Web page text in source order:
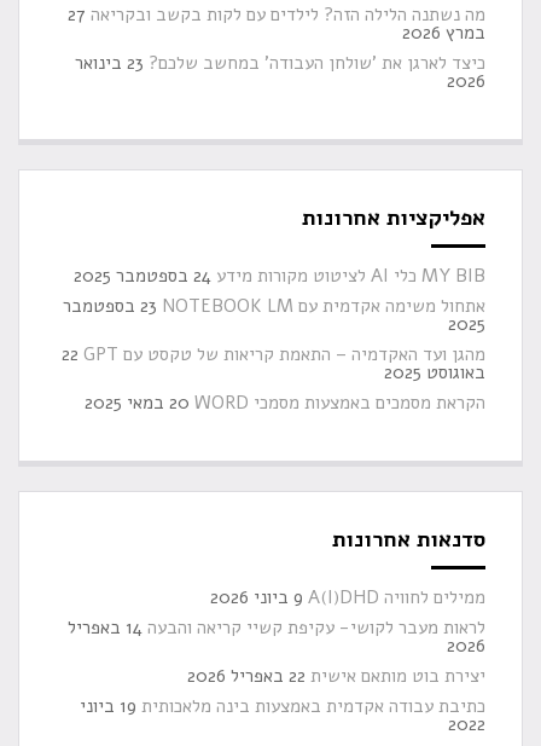
מה נשתנה הלילה הזה? לילדים עם לקות בקשב ובקריאה 27
במרץ 2026
כיצד לארגן את 'שולחן העבודה' במחשב שלכם?
23 בינואר
2026
אפליקציות אחרונות
MY BIB כלי AI לציטוט מקורות מידע
24 בספטמבר 2025
אתחול משימה אקדמית עם NOTEBOOK LM
23 בספטמבר
2025
מהגן ועד האקדמיה – התאמת קריאות של טקסט עם GPT
22
באוגוסט 2025
הקראת מסמכים באמצעות מסמכי WORD
20 במאי 2025
סדנאות אחרונות
ממילים לחוויה A(I)DHD
9 ביוני 2026
לראות מעבר לקושי- עקיפת קשיי קריאה והבעה
14 באפריל
2026
יצירת בוט מותאם אישית 22 באפריל 2026
כתיבת עבודה אקדמית באמצעות בינה מלאכותית
19 ביוני
2022